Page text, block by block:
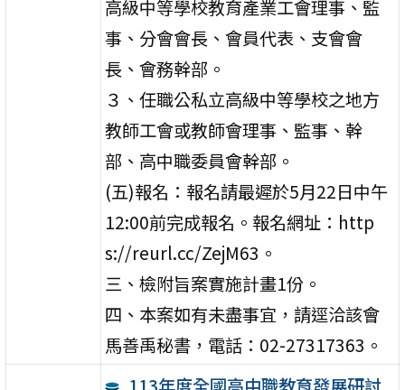
高級中等學校教育產業工會理事、監
事、分會會長、會員代表、支會會
長、會務幹部。
３、任職公私立高級中等學校之地方
教師工會或教師會理事、監事、幹
部、高中職委員會幹部。
(五)報名：報名請最遲於5月22日中午
12:00前完成報名。報名網址：http
s://reurl.cc/ZejM63。
三、檢附旨案實施計畫1份。
四、本案如有未盡事宜，請逕洽該會
馬善禹秘書，電話：02-27317363。